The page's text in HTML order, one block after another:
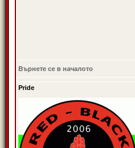
Върнете се в началото
Pride